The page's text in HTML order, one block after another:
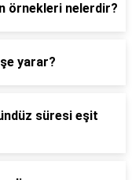
örnekleri nelerdir?
yarar?
süresi eşit